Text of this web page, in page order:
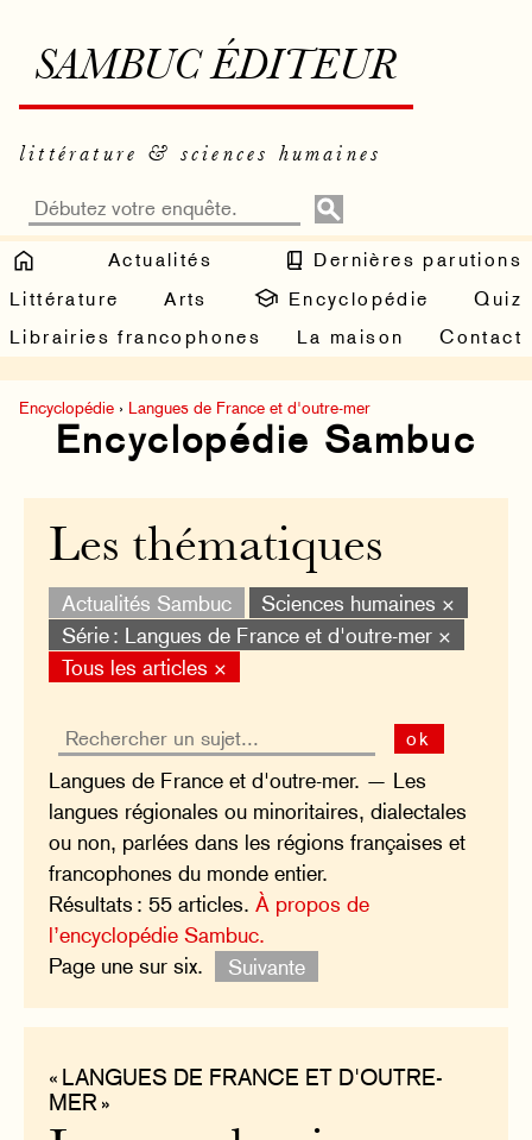
SAMBUC ÉDITEUR
littérature & sciences humaines
Actualités
Dernières parutions
Littérature
Arts Encyclopédie
Quiz
Librairies francophones
La maison Contact
Encyclopédie › Langues de France et d'outre-mer
Encyclopédie Sambuc
Les thématiques
Actualités Sambuc
Sciences humaines ×
Série : Langues de France et d'outre-mer ×
Tous les articles ×
ok
Langues de France et d'outre-mer. — Les
langues régionales ou minoritaires, dialectales
ou non, parlées dans les régions françaises et
francophones du monde entier.
Résultats : 55 articles.À propos de
l’encyclopédie Sambuc.
Page une sur six.
Suivante
« LANGUES DE FRANCE ET D'OUTRE-
MER »